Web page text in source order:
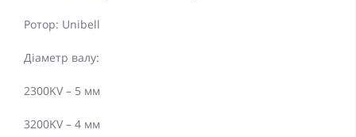
Ротор: Unibell
Діаметр валу:
2300KV – 5 мм
3200KV – 4 мм